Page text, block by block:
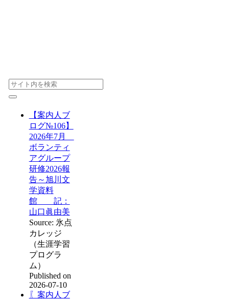
【案内人ブ
ログ№106】
2026年7月
ボランティ
アグループ
研修2026報
告～旭川文
学資料
館 記：
山口眞由美
Source: 氷点
カレッジ
（生涯学習
プログラ
ム）
Published on
2026-07-10
〖案内人ブ